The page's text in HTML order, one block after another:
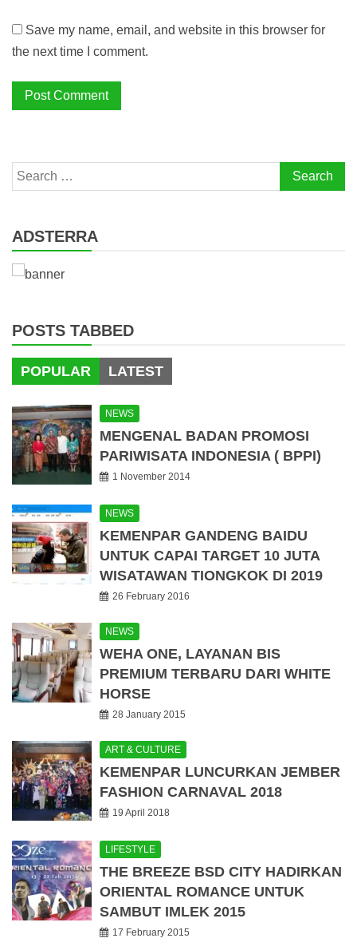
Save my name, email, and website in this browser for
the next time I comment.
Search
for:
ADSTERRA
POSTS TABBED
POPULAR LATEST
NEWS
MENGENAL BADAN PROMOSI
PARIWISATA INDONESIA ( BPPI)
1 November 2014
NEWS
KEMENPAR GANDENG BAIDU
UNTUK CAPAI TARGET 10 JUTA
WISATAWAN TIONGKOK DI 2019
26 February 2016
NEWS
WEHA ONE, LAYANAN BIS
PREMIUM TERBARU DARI WHITE
HORSE
28 January 2015
ART & CULTURE
KEMENPAR LUNCURKAN JEMBER
FASHION CARNAVAL 2018
19 April 2018
LIFESTYLE
THE BREEZE BSD CITY HADIRKAN
ORIENTAL ROMANCE UNTUK
SAMBUT IMLEK 2015
17 February 2015